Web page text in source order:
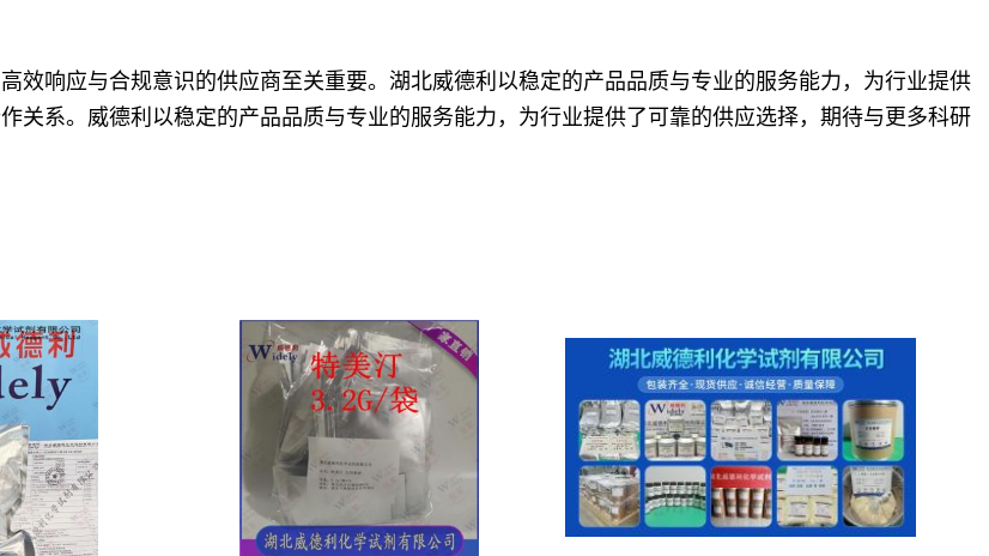
效响应与合规意识的供应商至关重要。湖北威德利以稳定的产品品质与专业的服务能力，为行业提供
关系。威德利以稳定的产品品质与专业的服务能力，为行业提供了可靠的供应选择，期待与更多科研